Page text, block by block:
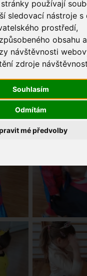
používají
sledovací nástroje s
prostředí,
obsahu a
návštěvnosti
zdroje
Souhlasím
Odmítám
mé předvolby